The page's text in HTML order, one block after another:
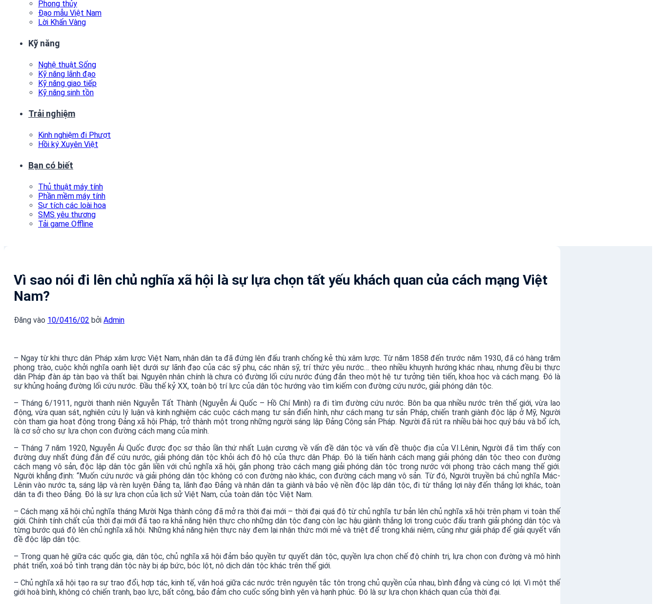
Phong thủy
Đạo mẫu Việt Nam
Lời Khấn Vàng
Kỹ năng
Nghệ thuật Sống
Kỹ năng lãnh đạo
Kỹ năng giao tiếp
Kỹ năng sinh tồn
Trải nghiệm
Kinh nghiệm đi Phượt
Hồi ký Xuyên Việt
Bạn có biết
Thủ thuật máy tính
Phần mềm máy tính
Sự tích các loài hoa
SMS yêu thương
Tải game Offline
Vì sao nói đi lên chủ nghĩa xã hội là sự lựa chọn tất yếu khách quan của cách mạng Việt
Nam?
Đăng vào 10/0416/02 bởi Admin
– Ngay từ khi thực dân Pháp xâm lược Việt Nam, nhân dân ta đã đứng lên đấu tranh chống kẻ thù xâm lược. Từ năm 1858 đến trước năm 1930, đã có hàng trăm
phong trào, cuộc khởi nghĩa oanh liệt dưới sự lãnh đạo của các sỹ phu, các nhân sỹ, trí thức yêu nước… theo nhiều khuynh hướng khác nhau, nhưng đều bị thực
dân Pháp đàn áp tàn bạo và thất bại. Nguyên nhân chính là chưa có đường lối cứu nước đúng đắn theo một hệ tư tưởng tiên tiến, khoa học và cách mạng. Đó là
sự khủng hoảng đường lối cứu nước. Đầu thế kỷ XX, toàn bộ trí lực của dân tộc hướng vào tìm kiếm con đường cứu nước, giải phóng dân tộc.
– Tháng 6/1911, người thanh niên Nguyễn Tất Thành (Nguyễn Ái Quốc – Hồ Chí Minh) ra đi tìm đường cứu nước. Bôn ba qua nhiều nước trên thế giới, vừa lao
động, vừa quan sát, nghiên cứu lý luận và kinh nghiệm các cuộc cách mạng tư sản điển hình, như cách mạng tư sản Pháp, chiến tranh giành độc lập ở Mỹ, Người
còn tham gia hoạt động trong Đảng xã hội Pháp, trở thành một trong những người sáng lập Đảng Cộng sản Pháp. Người đã rút ra nhiều bài học quý báu và bổ ích,
là cơ sở cho sự lựa chọn con đường cách mạng của mình.
– Tháng 7 năm 1920, Nguyễn Ái Quốc được đọc sơ thảo lần thứ nhất Luận cương về vấn đề dân tộc và vấn đề thuộc địa của V.I.Lênin, Người đã tìm thấy con
đường duy nhất đúng đắn để cứu nước, giải phóng dân tộc khỏi ách đô hộ của thực dân Pháp. Đó là tiến hành cách mạng giải phóng dân tộc theo con đường
cách mạng vô sản, độc lập dân tộc gắn liền với chủ nghĩa xã hội, gắn phong trào cách mạng giải phóng dân tộc trong nước với phong trào cách mạng thế giới.
Người khẳng định: “Muốn cứu nước và giải phóng dân tộc không có con đường nào khác, con đường cách mạng vô sản. Từ đó, Người truyền bá chủ nghĩa Mác-
Lênin vào nước ta, sáng lập và rèn luyện Đảng ta, lãnh đạo Đảng và nhân dân ta giành và bảo vệ nền độc lập dân tộc, đi từ thắng lợi này đến thắng lợi khác, toàn
dân ta đi theo Đảng. Đó là sự lựa chọn của lịch sử Việt Nam, của toàn dân tộc Việt Nam.
– Cách mạng xã hội chủ nghĩa tháng Mười Nga thành công đã mở ra thời đại mới – thời đại quá độ từ chủ nghĩa tư bản lên chủ nghĩa xã hội trên phạm vi toàn thế
giới. Chính tính chất của thời đại mới đã tạo ra khả năng hiện thực cho những dân tộc đang còn lạc hậu giành thắng lợi trong cuộc đấu tranh giải phóng dân tộc và
từng bước quá độ lên chủ nghĩa xã hội. Những khả năng hiện thực này đem lại nhận thức mới mẻ và triệt để trong khái niệm, cũng như giải pháp để giải quyết vấn
đề độc lập dân tộc.
– Trong quan hệ giữa các quốc gia, dân tộc, chủ nghĩa xã hội đảm bảo quyền tự quyết dân tộc, quyền lựa chọn chế độ chính trị, lựa chọn con đường và mô hình
phát triển, xoá bỏ tình trạng dân tộc này bị áp bức, bóc lột, nô dịch dân tộc khác trên thế giới.
– Chủ nghĩa xã hội tạo ra sự trao đổi, hợp tác, kinh tế, văn hoá giữa các nước trên nguyên tắc tôn trọng chủ quyền của nhau, bình đẳng và cùng có lợi. Vì một thế
giới hoà bình, không có chiến tranh, bạo lực, bất công, bảo đảm cho cuốc sống bình yên và hạnh phúc. Đó là sự lựa chọn khách quan của thời đại.